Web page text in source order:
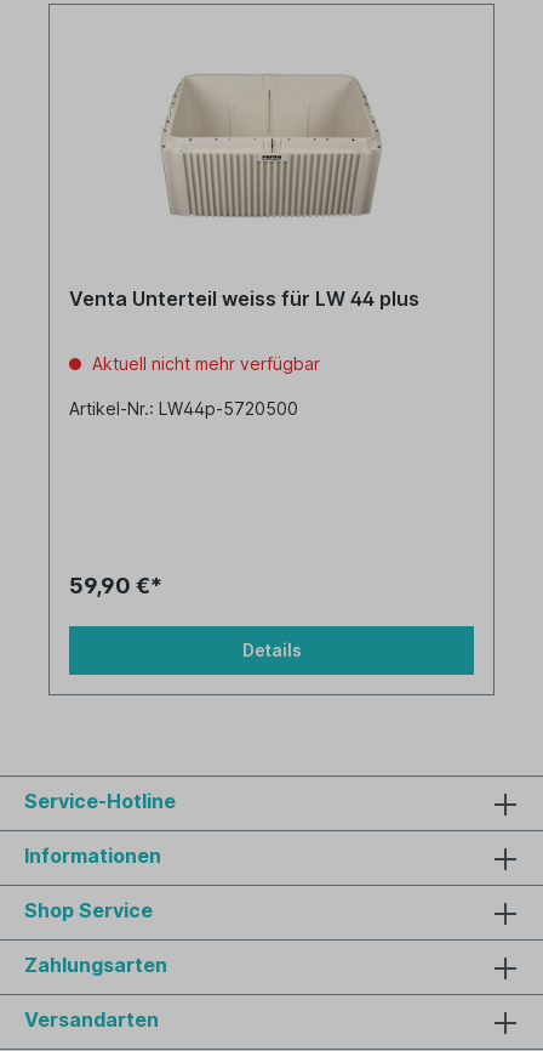
Venta Unterteil weiss für LW 44 plus
Aktuell nicht mehr verfügbar
Artikel-Nr.: LW44p-5720500
59,90 €*
Details
Service-Hotline
Informationen
Shop Service
Zahlungsarten
Versandarten